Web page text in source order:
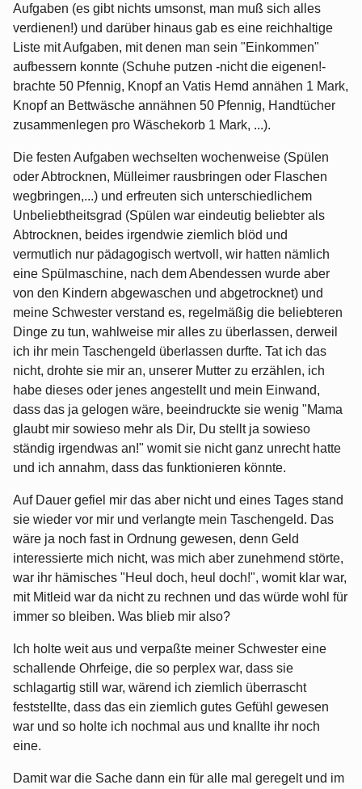
Aufgaben (es gibt nichts umsonst, man muß sich alles
verdienen!) und darüber hinaus gab es eine reichhaltige
Liste mit Aufgaben, mit denen man sein "Einkommen"
aufbessern konnte (Schuhe putzen -nicht die eigenen!-
brachte 50 Pfennig, Knopf an Vatis Hemd annähen 1 Mark,
Knopf an Bettwäsche annähnen 50 Pfennig, Handtücher
zusammenlegen pro Wäschekorb 1 Mark, ...).
Die festen Aufgaben wechselten wochenweise (Spülen
oder Abtrocknen, Mülleimer rausbringen oder Flaschen
wegbringen,...) und erfreuten sich unterschiedlichem
Unbeliebtheitsgrad (Spülen war eindeutig beliebter als
Abtrocknen, beides irgendwie ziemlich blöd und
vermutlich nur pädagogisch wertvoll, wir hatten nämlich
eine Spülmaschine, nach dem Abendessen wurde aber
von den Kindern abgewaschen und abgetrocknet) und
meine Schwester verstand es, regelmäßig die beliebteren
Dinge zu tun, wahlweise mir alles zu überlassen, derweil
ich ihr mein Taschengeld überlassen durfte. Tat ich das
nicht, drohte sie mir an, unserer Mutter zu erzählen, ich
habe dieses oder jenes angestellt und mein Einwand,
dass das ja gelogen wäre, beeindruckte sie wenig "Mama
glaubt mir sowieso mehr als Dir, Du stellt ja sowieso
ständig irgendwas an!" womit sie nicht ganz unrecht hatte
und ich annahm, dass das funktionieren könnte.
Auf Dauer gefiel mir das aber nicht und eines Tages stand
sie wieder vor mir und verlangte mein Taschengeld. Das
wäre ja noch fast in Ordnung gewesen, denn Geld
interessierte mich nicht, was mich aber zunehmend störte,
war ihr hämisches "Heul doch, heul doch!", womit klar war,
mit Mitleid war da nicht zu rechnen und das würde wohl für
immer so bleiben. Was blieb mir also?
Ich holte weit aus und verpaßte meiner Schwester eine
schallende Ohrfeige, die so perplex war, dass sie
schlagartig still war, wärend ich ziemlich überrascht
feststellte, dass das ein ziemlich gutes Gefühl gewesen
war und so holte ich nochmal aus und knallte ihr noch
eine.
Damit war die Sache dann ein für alle mal geregelt und im